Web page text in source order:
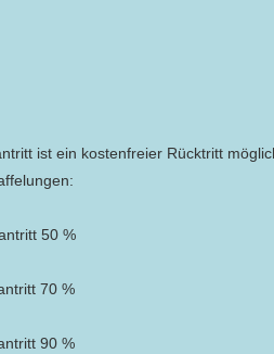
ist ein kostenfreier Rücktritt
50 %
70 %
90 %